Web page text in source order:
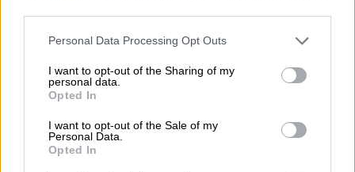
Please note that this website/app uses one or more Google
not limited to your visit or usage behaviour. You may click to
grant or deny consent to Google and its third-party tags to
use your data for below specified purposes in below Google
consent section.
Personal Data Processing Opt Outs
I want to opt-out of the Sharing of my
personal data.
Opted In
I want to opt-out of the Sale of my
Personal Data.
Opted In
στο πλοίο που πλέει μεσοπέλαγα ψάχνοντας
να βρουν το άλλο τους μισό.
Το ιστιοφόρο ρίχνει άγκυρα στη Ρόδο, όπου
σύμφωνα με δημοσιεύματα, το ζευγάρι που
θα φθάσει στον μεγάλο τελικό θα κληθεί να